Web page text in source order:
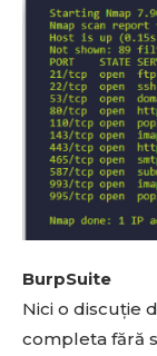
BurpSuite
Nici o discuție
completa fără